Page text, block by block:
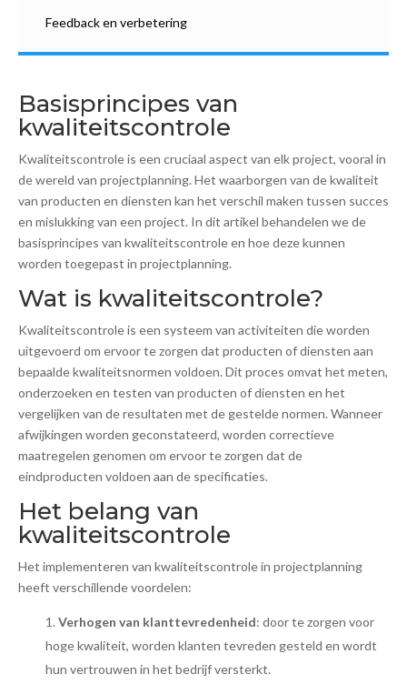
Feedback en verbetering
Basisprincipes van
kwaliteitscontrole
Kwaliteitscontrole is een cruciaal aspect van elk project, vooral in
de wereld van projectplanning. Het waarborgen van de kwaliteit
van producten en diensten kan het verschil maken tussen succes
en mislukking van een project. In dit artikel behandelen we de
basisprincipes van kwaliteitscontrole en hoe deze kunnen
worden toegepast in projectplanning.
Wat is kwaliteitscontrole?
Kwaliteitscontrole is een systeem van activiteiten die worden
uitgevoerd om ervoor te zorgen dat producten of diensten aan
bepaalde kwaliteitsnormen voldoen. Dit proces omvat het meten,
onderzoeken en testen van producten of diensten en het
vergelijken van de resultaten met de gestelde normen. Wanneer
afwijkingen worden geconstateerd, worden correctieve
maatregelen genomen om ervoor te zorgen dat de
eindproducten voldoen aan de specificaties.
Het belang van
kwaliteitscontrole
Het implementeren van kwaliteitscontrole in projectplanning
heeft verschillende voordelen:
Verhogen van klanttevredenheid: door te zorgen voor
hoge kwaliteit, worden klanten tevreden gesteld en wordt
hun vertrouwen in het bedrijf versterkt.